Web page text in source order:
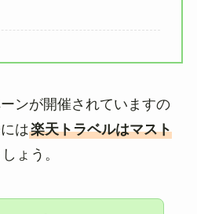
ンが開催されていますの
は楽天トラベルはマスト
ょう。